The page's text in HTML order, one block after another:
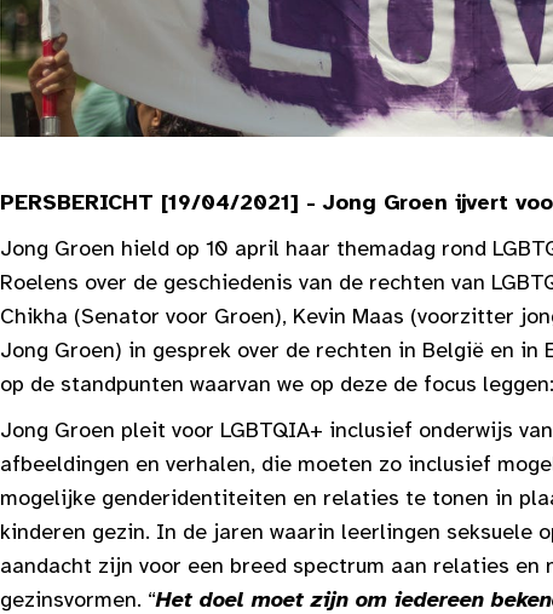
PERSBERICHT [19/04/2021] - Jong Groen ijvert
Jong Groen hield op 10 april haar themadag rond
Roelens over de geschiedenis van de rechten van
Chikha (Senator voor Groen), Kevin Maas (voorzitter
Jong Groen) in gesprek over de rechten in België en in
op de standpunten waarvan we op deze de focus leggen:
Jong Groen pleit voor LGBTQIA+ inclusief onderwijs
afbeeldingen en verhalen, die moeten zo inclusief
mogelijke genderidentiteiten en relaties te tonen in
kinderen gezin. In de jaren waarin leerlingen seksuele
aandacht zijn voor een breed spectrum aan relaties
gezinsvormen. “Het doel moet zijn om iedereen